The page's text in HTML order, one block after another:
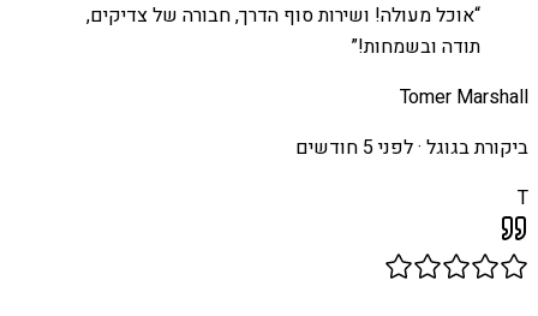
“אוכל מעולה! ושירות סוף הדרך, חבורה של צדיקים,
תודה ובשמחות!”
Tomer Marshall
ביקורת בגוגל ·לפני 5 חודשים
T